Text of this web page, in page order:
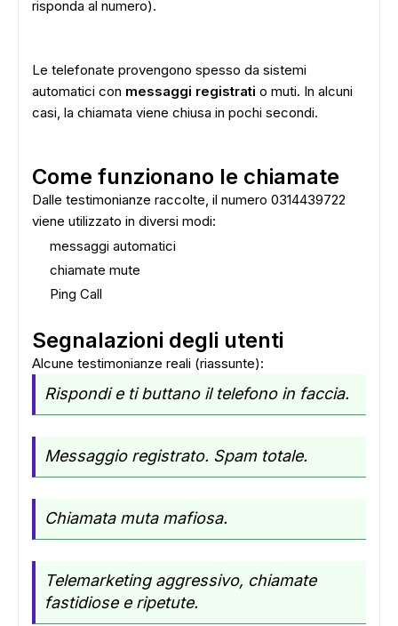
risponda al numero).
Le telefonate provengono spesso da sistemi
automatici con messaggi registrati o muti. In alcuni
casi, la chiamata viene chiusa in pochi secondi.
Come funzionano le chiamate
Dalle testimonianze raccolte, il numero 0314439722
viene utilizzato in diversi modi:
messaggi automatici
chiamate mute
Ping Call
Segnalazioni degli utenti
Alcune testimonianze reali (riassunte):
Rispondi e ti buttano il telefono in faccia.
Messaggio registrato. Spam totale.
Chiamata muta mafiosa.
Telemarketing aggressivo, chiamate
fastidiose e ripetute.